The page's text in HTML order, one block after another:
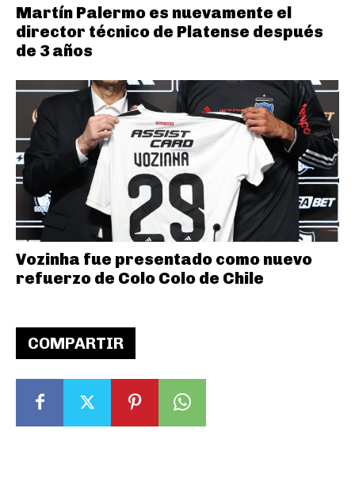
COMPARTIR
Martín Palermo es nuevamente el
director técnico de Platense después
de 3 años
Vozinha fue presentado como nuevo
refuerzo de Colo Colo de Chile